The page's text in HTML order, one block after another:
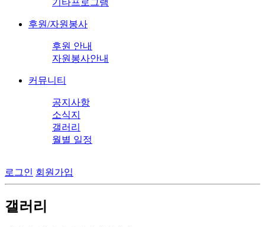
후원/자원봉사
후원 안내
자원봉사안내
커뮤니티
공지사항
소식지
갤러리
월별 일정
로그인 회원가입
갤러리